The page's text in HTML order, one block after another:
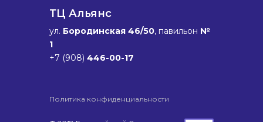
ТЦ Альянс
ул. Бородинская 46/50, павильон №
1
+7 (908) 446-00-17
Политика конфиденциальности